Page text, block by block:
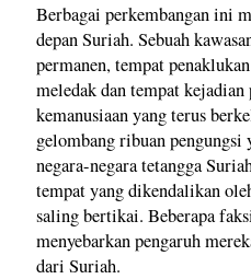
Berbagai perkembangan ini
depan Suriah. Sebuah
permanen, tempat
meledak dan tempat kejadian
kemanusiaan yang terus
gelombang ribuan pengungsi
negara-negara tetangga
tempat yang dikendalikan
saling bertikai. Beberapa
menyebarkan pengaruh
dari Suriah.